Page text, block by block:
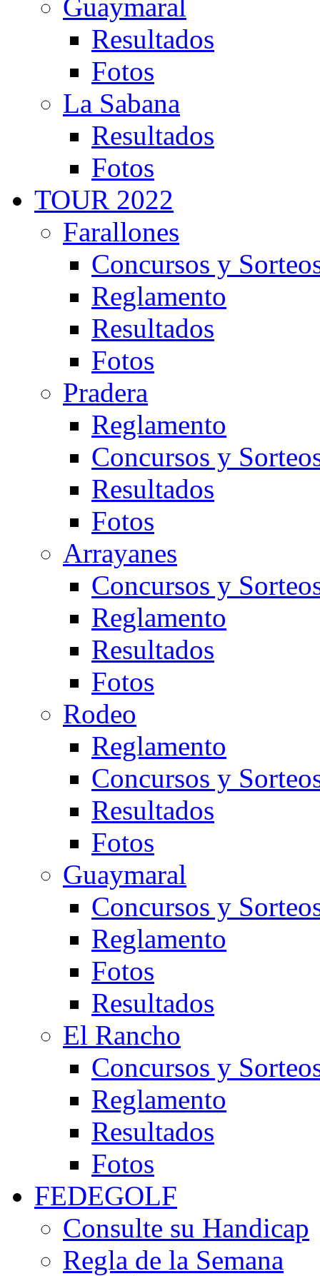
Guaymaral
Resultados
Fotos
La Sabana
Resultados
Fotos
TOUR 2022
Farallones
Concursos y
Reglamento
Resultados
Fotos
Pradera
Reglamento
Concursos y
Resultados
Fotos
Arrayanes
Concursos y
Reglamento
Resultados
Fotos
Rodeo
Reglamento
Concursos y
Resultados
Fotos
Guaymaral
Concursos y
Reglamento
Fotos
Resultados
El Rancho
Concursos y
Reglamento
Resultados
Fotos
FEDEGOLF
Consulte su Handicap
Regla de la Semana